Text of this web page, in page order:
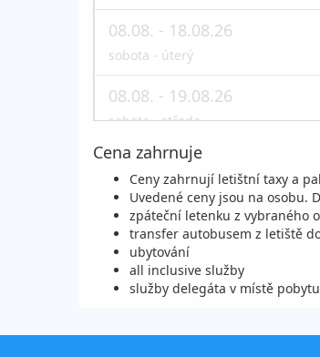
08.08. - 18.08.26
sobota - úterý
08.08. - 19.08.26
sobota - středa
08.08. - 19.08.26
sobota - středa
08.08. - 19.08.26
sobota - středa
08.08. - 20.08.26
Cena zahrnuje
Ceny zahrnují letištní taxy a
Uvedené ceny jsou na osobu.
zpáteční letenku z vybraného
transfer autobusem z letiště
ubytování
all inclusive služby
služby delegáta v místě